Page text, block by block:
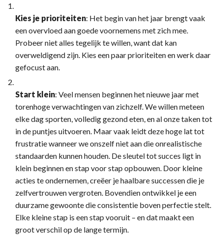
Kies je prioriteiten: Het begin van het jaar brengt vaak
een overvloed aan goede voornemens met zich mee.
Probeer niet alles tegelijk te willen, want dat kan
overweldigend zijn. Kies een paar prioriteiten en werk daar
gefocust aan.
Start klein: Veel mensen beginnen het nieuwe jaar met
torenhoge verwachtingen van zichzelf. We willen meteen
elke dag sporten, volledig gezond eten, en al onze taken tot
in de puntjes uitvoeren. Maar vaak leidt deze hoge lat tot
frustratie wanneer we onszelf niet aan die onrealistische
standaarden kunnen houden. De sleutel tot succes ligt in
klein beginnen en stap voor stap opbouwen. Door kleine
acties te ondernemen, creëer je haalbare successen die je
zelfvertrouwen vergroten. Bovendien ontwikkel je een
duurzame gewoonte die consistentie boven perfectie stelt.
Elke kleine stap is een stap vooruit – en dat maakt een
groot verschil op de lange termijn.